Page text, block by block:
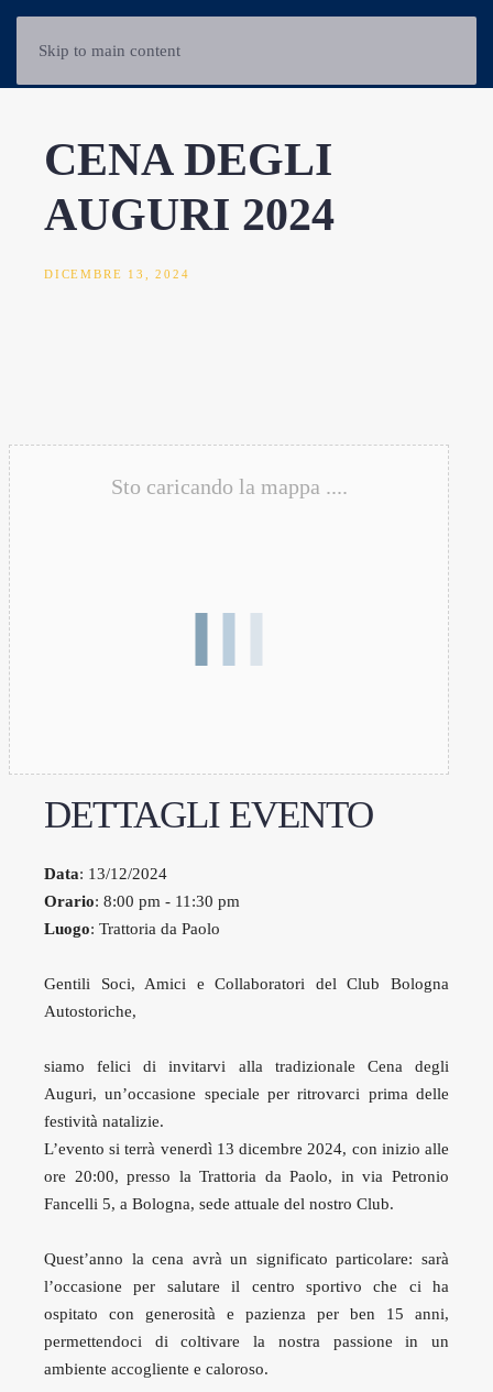
Skip to main content
CENA DEGLI
AUGURI 2024
DICEMBRE 13, 2024
Sto caricando la mappa ....
DETTAGLI EVENTO
Data: 13/12/2024
Orario: 8:00 pm - 11:30 pm
Luogo: Trattoria da Paolo
Gentili Soci, Amici e Collaboratori del Club Bologna
Autostoriche,
siamo felici di invitarvi alla tradizionale Cena degli
Auguri, un’occasione speciale per ritrovarci prima delle
festività natalizie.
L’evento si terrà venerdì 13 dicembre 2024, con inizio alle
ore 20:00, presso la Trattoria da Paolo, in via Petronio
Fancelli 5, a Bologna, sede attuale del nostro Club.
Quest’anno la cena avrà un significato particolare: sarà
l’occasione per salutare il centro sportivo che ci ha
ospitato con generosità e pazienza per ben 15 anni,
permettendoci di coltivare la nostra passione in un
ambiente accogliente e caloroso.